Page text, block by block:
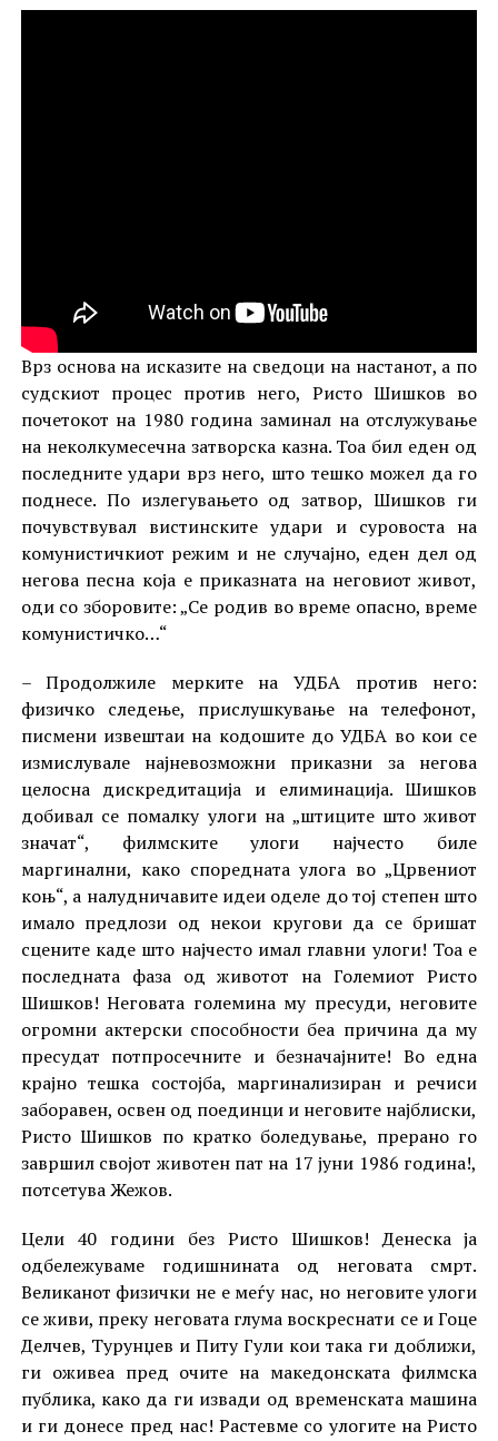
Врз основа на исказите на сведоци на настанот, а по
судскиот процес против него, Ристо Шишков во
почетокот на 1980 година заминал на отслужување
на неколкумесечна затворска казна. Тоа бил еден од
последните удари врз него, што тешко можел да го
поднесе. По излегувањето од затвор, Шишков ги
почувствувал вистинските удари и суровоста на
комунистичкиот режим и не случајно, еден дел од
негова песна која е приказната на неговиот живот,
оди со зборовите: „Се родив во време опасно, време
комунистичко…“
– Продолжиле мерките на УДБА против него:
физичко следење, прислушкување на телефонот,
писмени извештаи на кодошите до УДБА во кои се
измислувале најневозможни приказни за негова
целосна дискредитација и елиминација. Шишков
добивал се помалку улоги на „штиците што живот
значат“, филмските улоги најчесто биле
маргинални, како споредната улога во „Црвениот
коњ“, а налудничавите идеи оделе до тој степен што
имало предлози од некои кругови да се бришат
сцените каде што најчесто имал главни улоги! Тоа е
последната фаза од животот на Големиот Ристо
Шишков! Неговата големина му пресуди, неговите
огромни актерски способности беа причина да му
пресудат потпросечните и безначајните! Во една
крајно тешка состојба, маргинализиран и речиси
заборавен, освен од поединци и неговите најблиски,
Ристо Шишков по кратко боледување, прерано го
завршил својот животен пат на 17 јуни 1986 година!,
потсетува Жежов.
Цели 40 години без Ристо Шишков! Денеска ја
одбележуваме годишнината од неговата смрт.
Великанот физички не е меѓу нас, но неговите улоги
се живи, преку неговата глума воскреснати се и Гоце
Делчев, Турунџев и Питу Гули кои така ги доближи,
ги оживеа пред очите на македонската филмска
публика, како да ги извади од временската машина
и ги донесе пред нас! Растевме со улогите на Ристо